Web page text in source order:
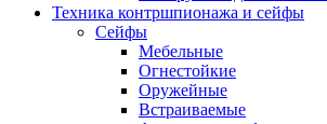
Техника контршпионажа и сейфы
Сейфы
Мебельные
Огнестойкие
Оружейные
Встраиваемые